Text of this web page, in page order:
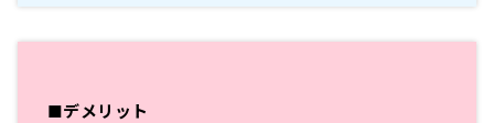
■デメリット